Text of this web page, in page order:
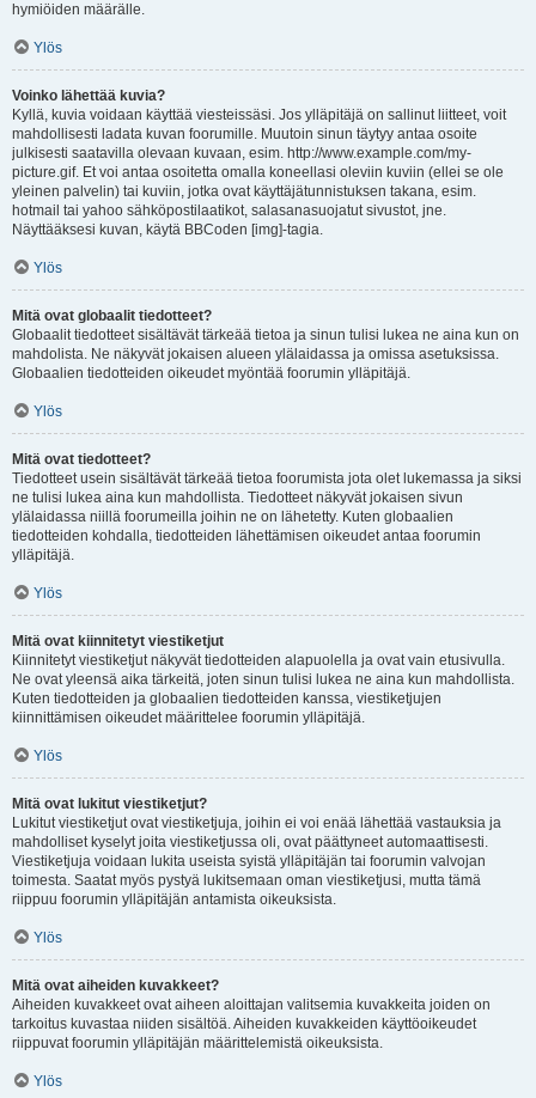
hymiöiden määrälle.
Ylös
Voinko lähettää kuvia?
Kyllä, kuvia voidaan käyttää viesteissäsi. Jos ylläpitäjä on sallinut liitteet, voit
mahdollisesti ladata kuvan foorumille. Muutoin sinun täytyy antaa osoite
julkisesti saatavilla olevaan kuvaan, esim. http://www.example.com/my-
picture.gif. Et voi antaa osoitetta omalla koneellasi oleviin kuviin (ellei se ole
yleinen palvelin) tai kuviin, jotka ovat käyttäjätunnistuksen takana, esim.
hotmail tai yahoo sähköpostilaatikot, salasanasuojatut sivustot, jne.
Näyttääksesi kuvan, käytä BBCoden [img]-tagia.
Ylös
Mitä ovat globaalit tiedotteet?
Globaalit tiedotteet sisältävät tärkeää tietoa ja sinun tulisi lukea ne aina kun on
mahdolista. Ne näkyvät jokaisen alueen ylälaidassa ja omissa asetuksissa.
Globaalien tiedotteiden oikeudet myöntää foorumin ylläpitäjä.
Ylös
Mitä ovat tiedotteet?
Tiedotteet usein sisältävät tärkeää tietoa foorumista jota olet lukemassa ja siksi
ne tulisi lukea aina kun mahdollista. Tiedotteet näkyvät jokaisen sivun
ylälaidassa niillä foorumeilla joihin ne on lähetetty. Kuten globaalien
tiedotteiden kohdalla, tiedotteiden lähettämisen oikeudet antaa foorumin
ylläpitäjä.
Ylös
Mitä ovat kiinnitetyt viestiketjut
Kiinnitetyt viestiketjut näkyvät tiedotteiden alapuolella ja ovat vain etusivulla.
Ne ovat yleensä aika tärkeitä, joten sinun tulisi lukea ne aina kun mahdollista.
Kuten tiedotteiden ja globaalien tiedotteiden kanssa, viestiketjujen
kiinnittämisen oikeudet määrittelee foorumin ylläpitäjä.
Ylös
Mitä ovat lukitut viestiketjut?
Lukitut viestiketjut ovat viestiketjuja, joihin ei voi enää lähettää vastauksia ja
mahdolliset kyselyt joita viestiketjussa oli, ovat päättyneet automaattisesti.
Viestiketjuja voidaan lukita useista syistä ylläpitäjän tai foorumin valvojan
toimesta. Saatat myös pystyä lukitsemaan oman viestiketjusi, mutta tämä
riippuu foorumin ylläpitäjän antamista oikeuksista.
Ylös
Mitä ovat aiheiden kuvakkeet?
Aiheiden kuvakkeet ovat aiheen aloittajan valitsemia kuvakkeita joiden on
tarkoitus kuvastaa niiden sisältöä. Aiheiden kuvakkeiden käyttöoikeudet
riippuvat foorumin ylläpitäjän määrittelemistä oikeuksista.
Ylös